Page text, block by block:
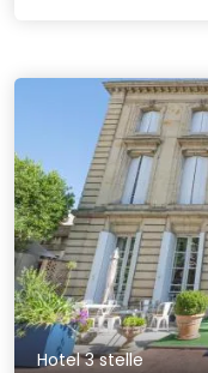
Hotel 3 stelle